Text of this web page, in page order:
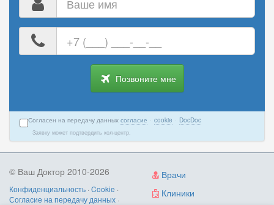
номер
телефона
Позвоните мне
Согласен на передачу данных согласие · cookie · DocDoc
Заявку может подтвердить кол-центр.
Врачи
Клиники
© Ваш Доктор 2010-2026
Конфиденциальность · Cookie ·
Согласие на передачу данных ·